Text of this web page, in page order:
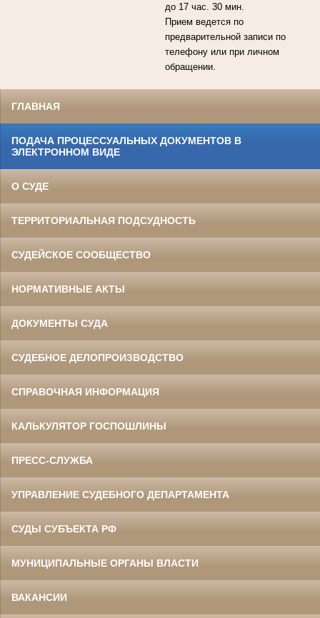
до 17 час. 30 мин.
Прием ведется по
предварительной записи по
телефону или при личном
обращении.
ГЛАВНАЯ
ПОДАЧА ПРОЦЕССУАЛЬНЫХ ДОКУМЕНТОВ В
ЭЛЕКТРОННОМ ВИДЕ
О СУДЕ
ТЕРРИТОРИАЛЬНАЯ ПОДСУДНОСТЬ
СУДЕЙСКОЕ СООБЩЕСТВО
НОРМАТИВНЫЕ АКТЫ
ДОКУМЕНТЫ СУДА
СУДЕБНОЕ ДЕЛОПРОИЗВОДСТВО
СПРАВОЧНАЯ ИНФОРМАЦИЯ
КАЛЬКУЛЯТОР ГОСПОШЛИНЫ
ПРЕСС-СЛУЖБА
УПРАВЛЕНИЕ СУДЕБНОГО ДЕПАРТАМЕНТА
СУДЫ СУБЪЕКТА РФ
МУНИЦИПАЛЬНЫЕ ОРГАНЫ ВЛАСТИ
ВАКАНСИИ